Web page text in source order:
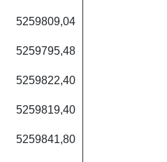
5259809,04
5259795,48
5259822,40
5259819,40
5259841,80